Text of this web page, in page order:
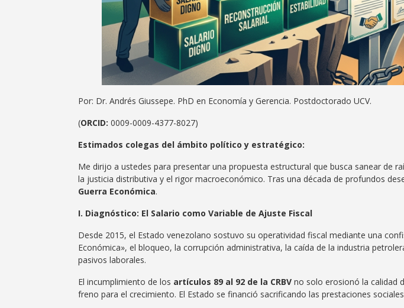
Por: Dr. Andrés Giussepe. PhD en Economía y Gerencia. Postdoctorado UCV.
(ORCID: 0009-0009-4377-8027)
Estimados colegas del ámbito político y estratégico:
​Me dirijo a ustedes para presentar una propuesta estructural que busca sanear de
la justicia distributiva y el rigor macroeconómico. Tras una década de profundos
Guerra Económica.
​I. Diagnóstico: El Salario como Variable de Ajuste Fiscal
​Desde 2015, el Estado venezolano sostuvo su operatividad fiscal mediante una
Económica», el bloqueo, la corrupción administrativa, la caída de la industria
pasivos laborales.
​El incumplimiento de los artículos 89 al 92 de la CRBV no solo erosionó la calidad
freno para el crecimiento. El Estado se financió sacrificando las prestaciones